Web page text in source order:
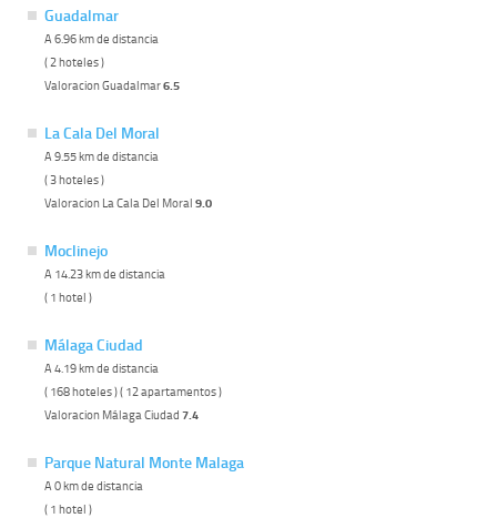
Guadalmar
A 6.96 km de distancia
( 2 hoteles )
Valoracion Guadalmar6.5
La Cala Del Moral
A 9.55 km de distancia
( 3 hoteles )
Valoracion La Cala Del Moral 9.0
Moclinejo
A 14.23 km de distancia
( 1 hotel )
Málaga Ciudad
A 4.19 km de distancia
( 168 hoteles ) ( 12 apartamentos )
Valoracion Málaga Ciudad 7.4
Parque Natural Monte Malaga
A 0 km de distancia
( 1 hotel )